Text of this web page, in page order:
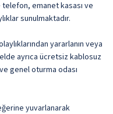
emanet kasası ve
sunulmaktadır.
yararlanın veya
ayrıca ücretsiz kablosuz
genel oturma odası
yuvarlanarak